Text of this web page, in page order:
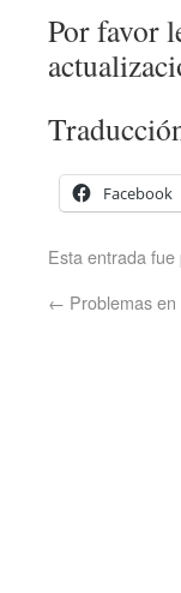
Por favor
Facebook
Esta entrada fue
← Problemas